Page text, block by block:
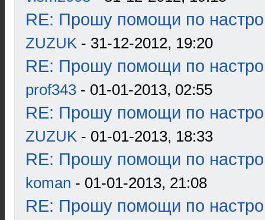
RE: Прошу помощи по
ZUZUK - 31-12-2012, 19:20
RE: Прошу помощи по
prof343 - 01-01-2013, 02:55
RE: Прошу помощи по
ZUZUK - 01-01-2013, 18:33
RE: Прошу помощи по
koman - 01-01-2013, 21:08
RE: Прошу помощи по